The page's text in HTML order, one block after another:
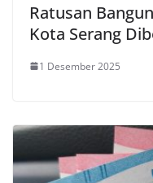
Ratusan
Kota Serang
1 Desember 2025